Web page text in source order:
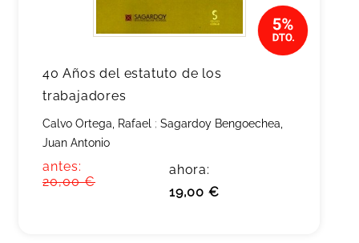
40 Años del estatuto de los
trabajadores
Calvo Ortega, Rafael ; Sagardoy Bengoechea,
Juan Antonio
antes:
20,00 €
ahora:
19,00 €